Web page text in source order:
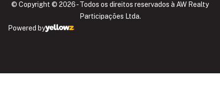
© Copyright © 2026 - Todos os direitos reservados à AW Realty
Participações Ltda.​
Powered by